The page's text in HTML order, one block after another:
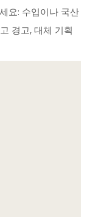
요: 수입이나 국산
경고, 대체 기획